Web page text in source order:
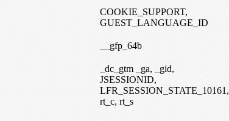
COOKIE_SUPPORT,
GUEST_LANGUAGE_ID
__gfp_64b
_dc_gtm _ga, _gid,
JSESSIONID,
LFR_SESSION_STATE_10161,
rt_c, rt_s